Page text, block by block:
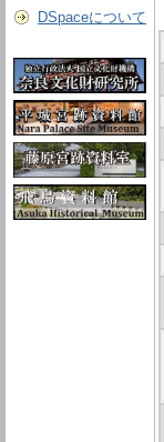
DSpaceについて